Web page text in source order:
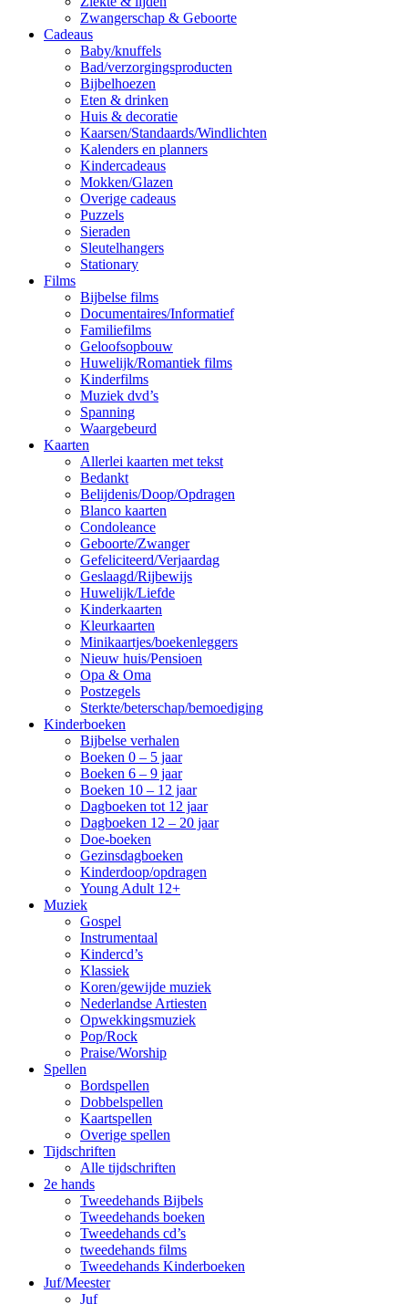
Zwangerschap & Geboorte
Cadeaus
Baby/knuffels
Bad/verzorgingsproducten
Bijbelhoezen
Eten & drinken
Huis & decoratie
Kaarsen/Standaards/Windlichten
Kalenders en planners
Kindercadeaus
Mokken/Glazen
Overige cadeaus
Puzzels
Sieraden
Sleutelhangers
Stationary
Films
Bijbelse films
Documentaires/Informatief
Familiefilms
Geloofsopbouw
Huwelijk/Romantiek films
Kinderfilms
Muziek dvd’s
Spanning
Waargebeurd
Kaarten
Allerlei kaarten met tekst
Bedankt
Belijdenis/Doop/Opdragen
Blanco kaarten
Condoleance
Geboorte/Zwanger
Gefeliciteerd/Verjaardag
Geslaagd/Rijbewijs
Huwelijk/Liefde
Kinderkaarten
Kleurkaarten
Minikaartjes/boekenleggers
Nieuw huis/Pensioen
Opa & Oma
Postzegels
Sterkte/beterschap/bemoediging
Kinderboeken
Bijbelse verhalen
Boeken 0 – 5 jaar
Boeken 6 – 9 jaar
Boeken 10 – 12 jaar
Dagboeken tot 12 jaar
Dagboeken 12 – 20 jaar
Doe-boeken
Gezinsdagboeken
Kinderdoop/opdragen
Young Adult 12+
Muziek
Gospel
Instrumentaal
Kindercd’s
Klassiek
Koren/gewijde muziek
Nederlandse Artiesten
Opwekkingsmuziek
Pop/Rock
Praise/Worship
Spellen
Bordspellen
Dobbelspellen
Kaartspellen
Overige spellen
Tijdschriften
Alle tijdschriften
2e hands
Tweedehands Bijbels
Tweedehands boeken
Tweedehands cd’s
tweedehands films
Tweedehands Kinderboeken
Juf/Meester
Juf